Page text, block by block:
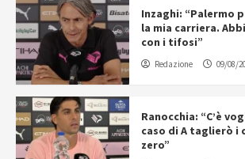
Inzaghi: “Palermo
la mia carriera.
con i tifosi”
Redazione 09/08/
Ranocchia: “C’è
caso di A taglierò i
zero”